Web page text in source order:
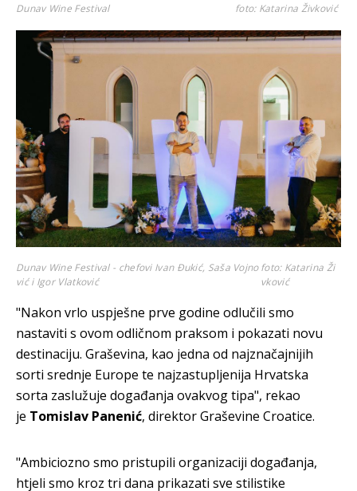
Dunav Wine Festival foto: Katarina Živković
Dunav Wine Festival - chefovi Ivan Đukić, Saša Vojno
vić i Igor Vlatković
foto: Katarina Ži
vković
"Nakon vrlo uspješne prve godine odlučili smo
nastaviti s ovom odličnom praksom i pokazati novu
destinaciju. Graševina, kao jedna od najznačajnijih
sorti srednje Europe te najzastupljenija Hrvatska
sorta zaslužuje događanja ovakvog tipa", rekao
je Tomislav Panenić, direktor Graševine Croatice.
"Ambiciozno smo pristupili organizaciji događanja,
htjeli smo kroz tri dana prikazati sve stilistike